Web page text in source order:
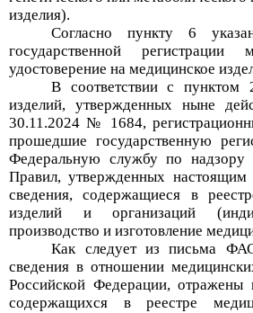
изделия).
Согласно пункту 6
государственной регистрации
удостоверение на медицинское
В соответствии с пунктом
изделий, утвержденных ныне
30.11.2024 №
1684, рег
прошедшие государственную
Федеральную службу по надзору
Правил, утвержденных настоящим
сведения, содержащиеся в
изделий и организаций
производство и изготовление
Как следует из письма
сведения в отношении
Российской Федерации,
содержащихся в реестре